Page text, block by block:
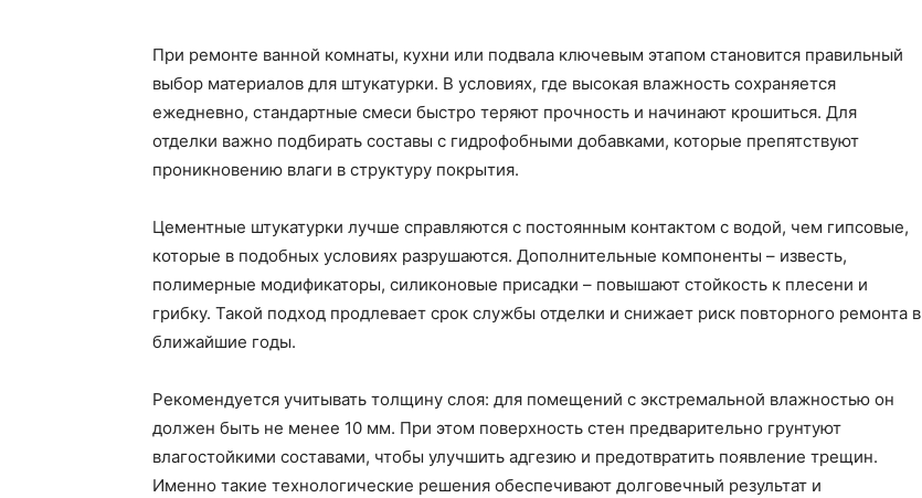
При ремонте ванной комнаты, кухни или подвала ключевым этапом становится правильный
выбор материалов для штукатурки. В условиях, где высокая влажность сохраняется
ежедневно, стандартные смеси быстро теряют прочность и начинают крошиться. Для
отделки важно подбирать составы с гидрофобными добавками, которые препятствуют
проникновению влаги в структуру покрытия.
Цементные штукатурки лучше справляются с постоянным контактом с водой, чем гипсовые,
которые в подобных условиях разрушаются. Дополнительные компоненты – известь,
полимерные модификаторы, силиконовые присадки – повышают стойкость к плесени и
грибку. Такой подход продлевает срок службы отделки и снижает риск повторного ремонта в
ближайшие годы.
Рекомендуется учитывать толщину слоя: для помещений с экстремальной влажностью он
должен быть не менее 10 мм. При этом поверхность стен предварительно грунтуют
влагостойкими составами, чтобы улучшить адгезию и предотвратить появление трещин.
Именно такие технологические решения обеспечивают долговечный результат и